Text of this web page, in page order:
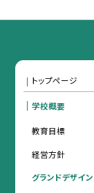
トップページ
学校概要
教育目標
経営方針
グランドデザイン